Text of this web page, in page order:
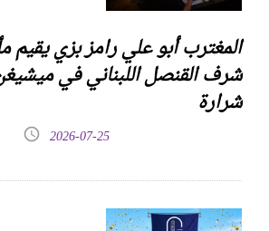
المغترب أبو علي رامز بزي يقيم
شرف القنصل اللبناني في
شرارة
2026-07-25